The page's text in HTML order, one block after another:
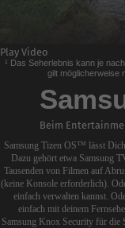
Play Video
¹ Das Seherlebnis kann je
gilt möglicherweise
Beim
Samsung Tizen OS™ lässt
Dazu gehört etwa Samsung
Tausenden von Filmen auf
(keine Konsole erforderlich).
einfach verwalten kannst.
einfach mit deinem
Samsung Knox Security für die